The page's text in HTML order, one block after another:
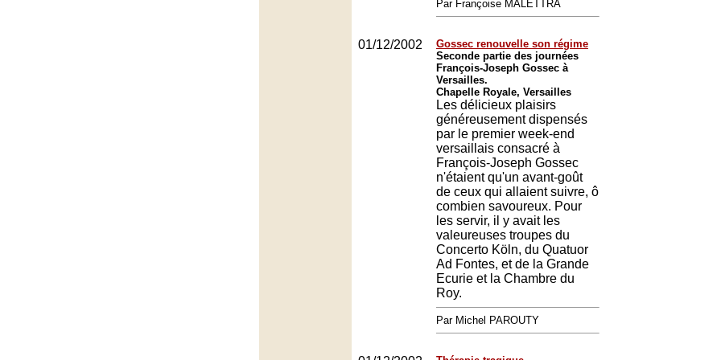
Par Françoise MALETTRA
01/12/2002
Gossec renouvelle son régime
Seconde partie des journées
François-Joseph Gossec à
Versailles.
Chapelle Royale, Versailles
Les délicieux plaisirs
généreusement dispensés
par le premier week-end
versaillais consacré à
François-Joseph Gossec
n'étaient qu'un avant-goût
de ceux qui allaient suivre, ô
combien savoureux. Pour
les servir, il y avait les
valeureuses troupes du
Concerto Köln, du Quatuor
Ad Fontes, et de la Grande
Ecurie et la Chambre du
Roy.
Par Michel PAROUTY